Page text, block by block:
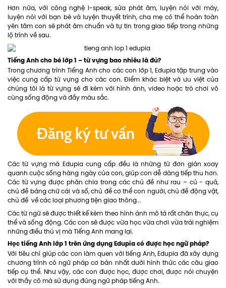
Hơn nữa, với công nghệ I-speak, sửa phát âm, luyện nói với máy,
luyện nói với bạn bè và luyện thuyết trình, cha mẹ có thể hoàn toàn
yên tâm con sẽ phát âm chuẩn và tự tin trong giao tiếp trong những
lộ trình về sau.
Tiếng Anh cho bé lớp 1 – từ vựng bao nhiêu là đủ?
Trong chương trình Tiếng Anh cho các con lớp 1, Edupia tập trung vào
việc cung cấp từ vựng cho các con. Điểm khác biệt và ưu việt của
chúng tôi là từ vựng sẽ đi kèm với hình ảnh, video hoặc trò chơi vô
cùng sống động và đầy màu sắc.
Các từ vựng mà Edupia cung cấp đều là những từ đơn giản xoay
quanh cuộc sống hàng ngày của con, giúp con dễ dàng tiếp thu hơn.
Các từ vựng được phân chia trong các chủ đề như rau – củ - quả,
chủ đề bảng chữ cái và số, chủ đề cơ thể con người, chủ đề động vật,
chủ đề về các loại phương tiện giao thông...
Các từ ngữ sẽ được thiết kế kèm theo hình ảnh mô tả rất chân thực, cụ
thể và sống động. Các con sẽ được vừa học vừa chơi vừa trải nghiệm
những điều thú vị mà Tiếng Anh mang lại.
Học tiếng Anh lớp 1 trên ứng dụng Edupia có được học ngữ pháp?
Với tiêu chí giúp các con làm quen với tiếng Anh, Edupia đã xây dựng
chương trình có ngữ pháp cơ bản nhất dưới hình thức các câu giao
tiếp cụ thể. Như vậy, các con được học, được chơi, được nói chuyện
với thầy cô mà sử dụng đúng ngữ pháp tiếng Anh.